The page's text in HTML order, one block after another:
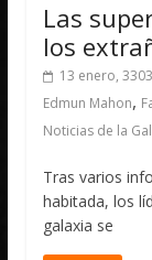
Las
los
13 enero, 3303
Edmun Mahon,
Noticias de la
Tras varios
habitada, los
galaxia se